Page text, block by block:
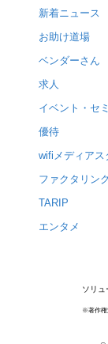
新着ニュース
お助け道場
ベンダーさん
求人
イベント・セ
優待
wifiメディアス
ファクタリン
TARIP
エンタメ
ソリュ
※著作権